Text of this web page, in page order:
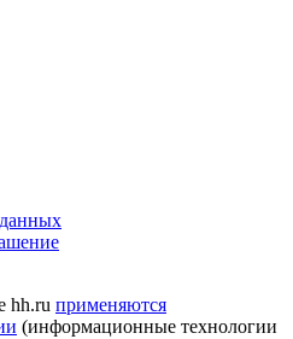
hh.ru применяются
(информационные технологии